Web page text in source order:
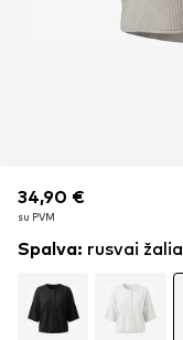
34,90 €
su PVM
34,90 €
su PVM
Spalva: rusvai žalia